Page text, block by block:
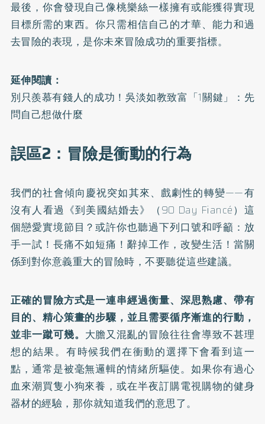
最後，你會發現自己像桃樂絲一樣擁有或能獲得實現
目標所需的東西。你只需相信自己的才華、能力和過
去冒險的表現，是你未來冒險成功的重要指標。
延伸閱讀：
別只羨慕有錢人的成功！吳淡如教致富「1關鍵」：先
問自己想做什麼
誤區2：冒險是衝動的行為
我們的社會傾向慶祝突如其來、戲劇性的轉變——有
沒有人看過《到美國結婚去》（90 Day Fiancé）這
個戀愛實境節目？或許你也聽過下列口號和呼籲：放
手一試！長痛不如短痛！辭掉工作，改變生活！當關
係到對你意義重大的冒險時，不要聽從這些建議。
正確的冒險方式是一連串經過衡量、深思熟慮、帶有
目的、精心策畫的步驟，並且需要循序漸進的行動，
並非一蹴可幾。 大膽又混亂的冒險往往會導致不甚理
想的結果。有時候我們在衝動的選擇下會看到這一
點，通常是被毫無邏輯的情緒所驅使。如果你有過心
血來潮買隻小狗來養，或在半夜訂購電視購物的健身
器材的經驗，那你就知道我們的意思了。